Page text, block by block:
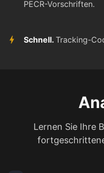
PECR-Vorschriften.
Schnell. Tracking-
Lernen Sie Ihre